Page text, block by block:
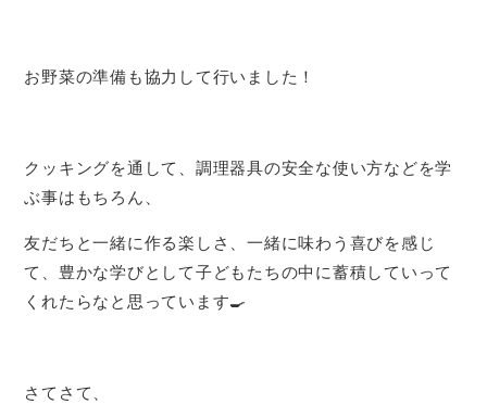
お野菜の準備も協力して行いました！
クッキングを通して、調理器具の安全な使い方などを学
ぶ事はもちろん、
友だちと一緒に作る楽しさ、一緒に味わう喜びを感じ
て、豊かな学びとして子どもたちの中に蓄積していって
くれたらなと思っています🍳
さてさて、